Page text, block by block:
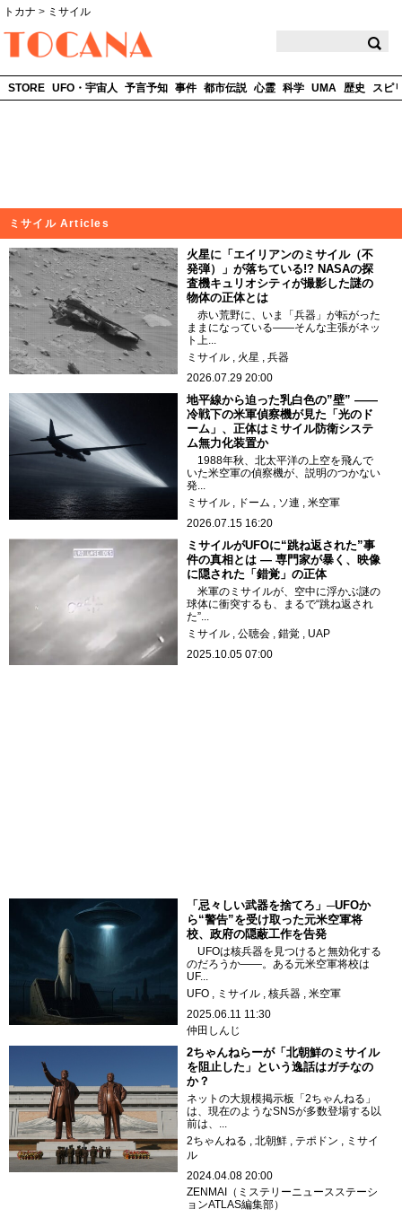
トカナ > ミサイル
STORE UFO・宇宙人 予言予知 事件 都市伝説 心霊 科学 UMA 歴史 スピ
ミサイル Articles
火星に「エイリアンのミサイル（不
発弾）」が落ちている!? NASAの探
査機キュリオシティが撮影した謎の
物体の正体とは
赤い荒野に、いま「兵器」が転がった
ままになっている——そんな主張がネッ
ト上...
ミサイル
火星
兵器
2026.07.29 20:00
地平線から迫った乳白色の”壁” ——
冷戦下の米軍偵察機が見た「光のド
ーム」、正体はミサイル防衛システ
ム無力化装置か
1988年秋、北太平洋の上空を飛んで
いた米空軍の偵察機が、説明のつかない
発...
ミサイル
ドーム ソ連
米空軍
2026.07.15 16:20
ミサイルがUFOに“跳ね返された”事
件の真相とは ― 専門家が暴く、映像
に隠された「錯覚」の正体
米軍のミサイルが、空中に浮かぶ謎の
球体に衝突するも、まるで“跳ね返され
た”...
ミサイル
公聴会 錯覚
UAP
2025.10.05 07:00
「忌々しい武器を捨てろ」─UFOか
ら“警告”を受け取った元米空軍将
校、政府の隠蔽工作を告発
UFOは核兵器を見つけると無効化する
のだろうか――。ある元米空軍将校は
UF...
UFO
ミサイル 核兵器
米空軍
2025.06.11 11:30
仲田しんじ
2ちゃんねらーが「北朝鮮のミサイル
を阻止した」という逸話はガチなの
か？
ネットの大規模掲示板「2ちゃんねる」
は、現在のようなSNSが多数登場する以
前は、...
2ちゃんねる
北朝鮮 テポドン
ミサイ
ル
2024.04.08 20:00
ZENMAI（ミステリーニュースステーシ
ョンATLAS編集部）